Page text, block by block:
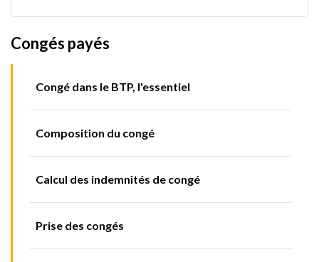
Congés payés
Congé dans le BTP, l'essentiel
Composition du congé
Calcul des indemnités de congé
Prise des congés